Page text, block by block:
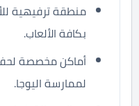
منطقة ترفيهية
بكافة الألعاب.
أماكن مخصصة
لممارسة اليوجا.